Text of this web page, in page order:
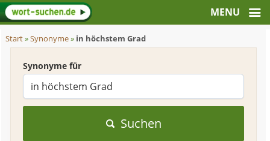
Start»Synonyme» in höchstem Grad
Synonyme für
Suchen